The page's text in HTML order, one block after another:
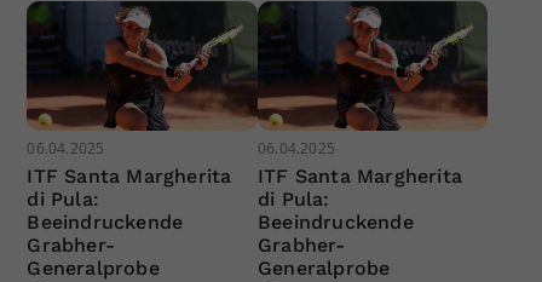
06.04.2025
ITF Santa Margherita
di Pula:
Beeindruckende
Grabher-
Generalprobe
06.04.2025
ITF Santa Margherita
di Pula:
Beeindruckende
Grabher-
Generalprobe